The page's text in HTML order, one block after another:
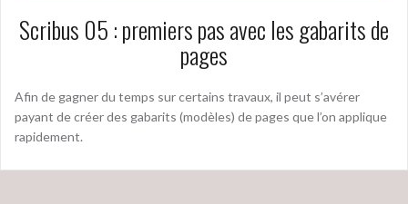
Scribus 05 : premiers pas avec les gabarits de
pages
Afin de gagner du temps sur certains travaux, il peut s’avérer
payant de créer des gabarits (modèles) de pages que l’on applique
rapidement.